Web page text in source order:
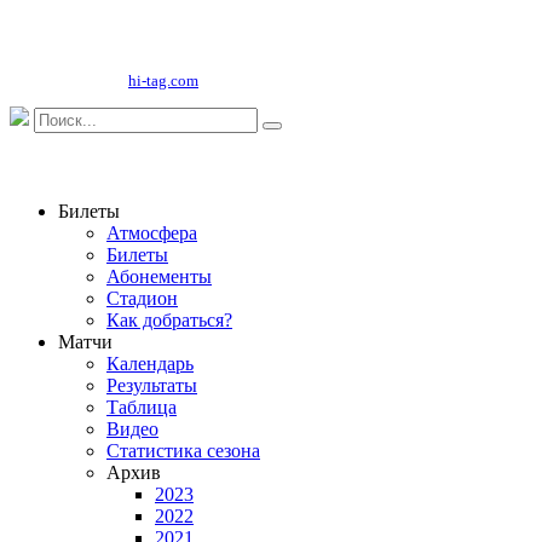
hi-tag.com
Билеты
Атмосфера
Билеты
Абонементы
Стадион
Как добраться?
Матчи
Календарь
Результаты
Таблица
Видео
Статистика сезона
Архив
2023
2022
2021